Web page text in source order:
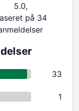
5.0,
på 34
33
1